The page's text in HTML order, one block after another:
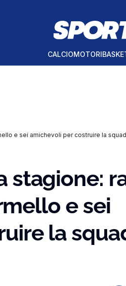
CALCIOMOTORI
e sei amichevoli per costruire la
stagione:
e sei
la